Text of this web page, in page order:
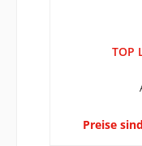
TOP
Preise